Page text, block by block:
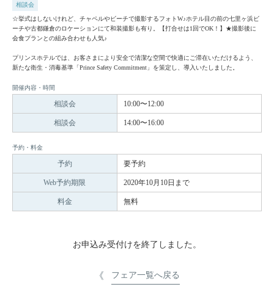
相談会
☆挙式はしないけれど、チャペルやビーチで撮影するフォトW♪ホテル目の前の七里ヶ浜ビ
ーチや古都鎌倉のロケーションにて和装撮影も有り。【打合せは1回でOK！】★撮影後に
会食プランとの組み合わせも人気♪
プリンスホテルでは、お客さまにより安全で清潔な空間で快適にご滞在いただけるよう、
新たな衛生・消毒基準「Prince Safety Commitment」を策定し、導入いたしました。
開催内容・時間
相談会 10:00〜12:00
相談会 14:00〜16:00
予約・料金
予約 要予約
Web予約期限 2020年10月10日まで
料金 無料
お申込み受付けを終了しました。
フェア一覧へ戻る